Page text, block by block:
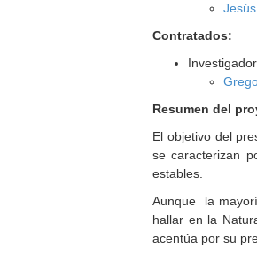
Contratados:
Resumen del
El objetivo del
se caracterizan
estables.
Aunque la
hallar en la
acentúa por su